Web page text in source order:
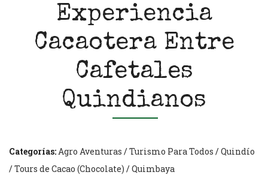
Experiencia
Cacaotera Entre
Cafetales
Quindianos
Categorías: Agro Aventuras /Turismo Para Todos /Quindío
/Tours de Cacao (Chocolate) /Quimbaya